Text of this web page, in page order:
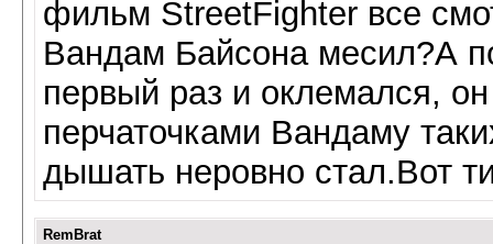
фильм StreetFighter все
Вандам Байсона месил?А
первый раз и оклемался,
перчаточками Вандаму
дышать неровно стал.Вот
RemBrat